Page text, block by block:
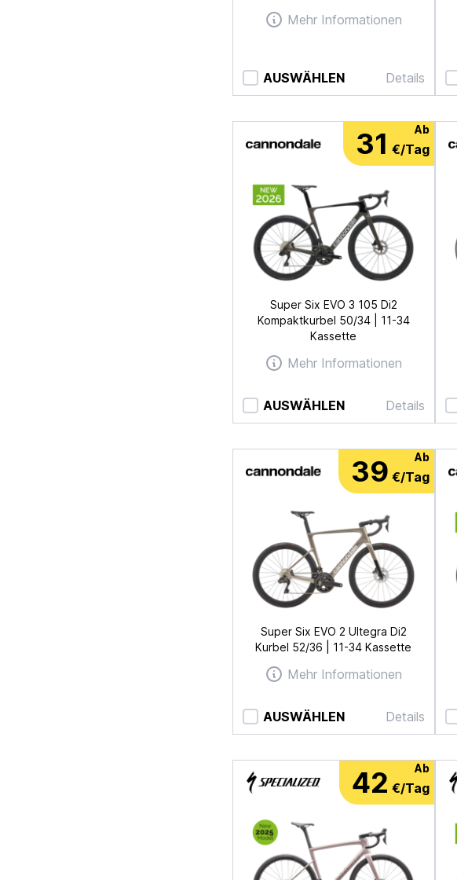
Mehr Informationen
AUSWÄHLEN Details
Ab
31 €/Tag
Super Six EVO 3 105 Di2
Kompaktkurbel 50/34 | 11-34
Kassette
Mehr Informationen
AUSWÄHLEN Details
Ab
39 €/Tag
Super Six EVO 2 Ultegra Di2
Kurbel 52/36 | 11-34 Kassette
Mehr Informationen
AUSWÄHLEN Details
Ab
42 €/Tag